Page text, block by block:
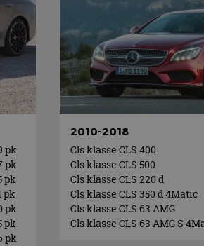
pk
pk
pk
pk
pk
pk
pk
2010-2018
Cls klasse CLS 400
Cls klasse CLS 500
Cls klasse CLS 220 d
Cls klasse CLS 350 d 4Matic
Cls klasse CLS 63 AMG
Cls klasse CLS 63 AMG S